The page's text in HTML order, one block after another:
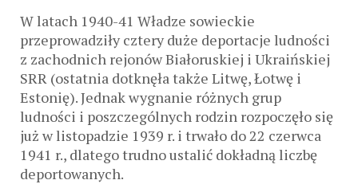
W latach 1940-41 Władze sowieckie
przeprowadziły cztery duże deportacje ludności
z zachodnich rejonów Białoruskiej i Ukraińskiej
SRR (ostatnia dotknęła także Litwę, Łotwę i
Estonię). Jednak wygnanie różnych grup
ludności i poszczególnych rodzin rozpoczęło się
już w listopadzie 1939 r. i trwało do 22 czerwca
1941 r., dlatego trudno ustalić dokładną liczbę
deportowanych.